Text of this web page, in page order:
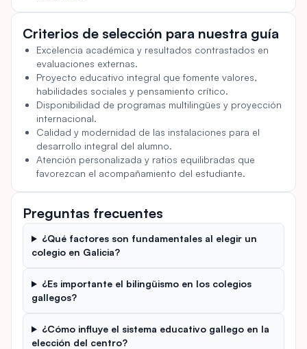
Criterios de selección para nuestra guía
Excelencia académica y resultados contrastados en
evaluaciones externas.
Proyecto educativo integral que fomente valores,
habilidades sociales y pensamiento crítico.
Disponibilidad de programas multilingües y proyección
internacional.
Calidad y modernidad de las instalaciones para el
desarrollo integral del alumno.
Atención personalizada y ratios equilibradas que
favorezcan el acompañamiento del estudiante.
Preguntas frecuentes
¿Qué factores son fundamentales al elegir un
colegio en Galicia?
¿Es importante el bilingüismo en los colegios
gallegos?
¿Cómo influye el sistema educativo gallego en la
elección del centro?